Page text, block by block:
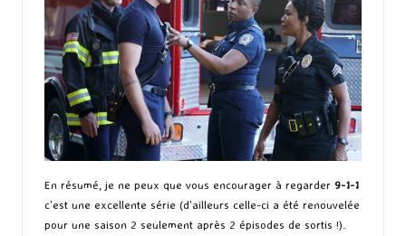
En résumé, je ne peux que vous encourager à regarder 9-1-1
c’est une excellente série (d’ailleurs celle-ci a été renouvelée
pour une saison 2 seulement après 2 épisodes de sortis !).